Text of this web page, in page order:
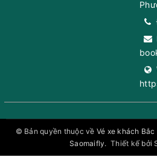
Rịa-Vũng Tàu
07:42
© Bản quyền thuộc về Vé xe khách
Saomaifly. Thiết kế bởi